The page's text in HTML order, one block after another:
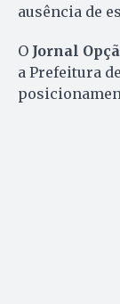
ausência de
O Jornal
a Prefeitura